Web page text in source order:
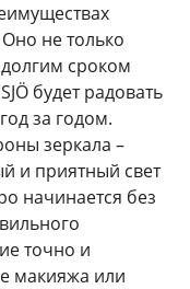
не только
сроком
будет радовать
за годом.
зеркала –
и приятный свет
начинается без
точно и
макияжа или